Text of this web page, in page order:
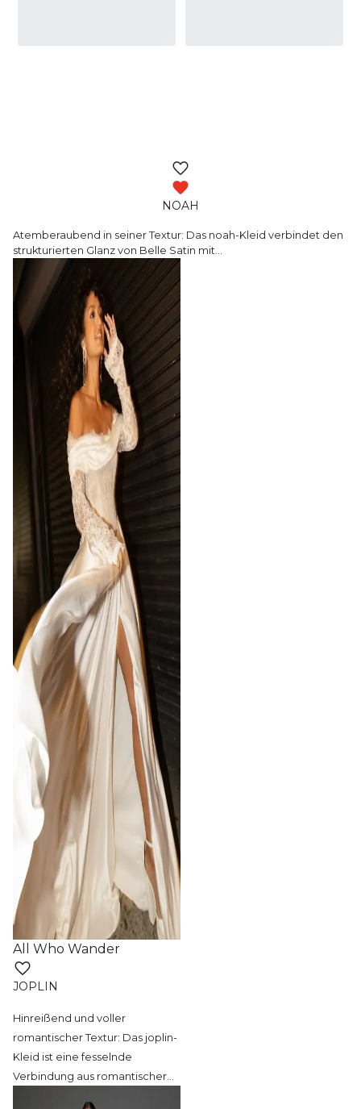
NOAH
Atemberaubend in seiner Textur: Das noah-Kleid verbindet den
strukturierten Glanz von Belle Satin mit
All Who Wander
JOPLIN
Hinreißend und voller
romantischer Textur: Das joplin-
Kleid ist eine fesselnde
Verbindung aus romantischer